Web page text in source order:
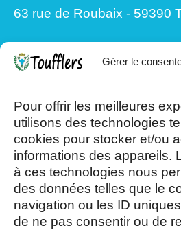
Gérer le
Pour offrir les meilleures
utilisons des technologies
cookies pour stocker et/ou
informations des appareils.
à ces technologies nous
des données telles que le
navigation ou les ID
de ne pas consentir ou de
63 rue de Roubaix - 59390
13h30/17h15
Mercredi et Samedi : 8h- 12h